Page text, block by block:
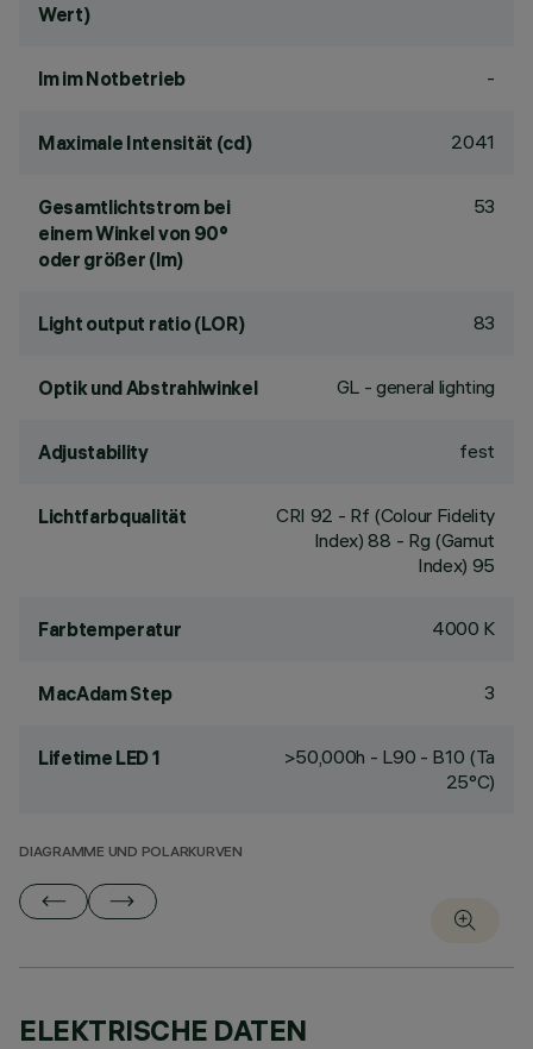
Wert)
lm im Notbetrieb -
Maximale Intensität (cd) 2041
Gesamtlichtstrom bei
einem Winkel von 90°
oder größer (lm)
53
Light output ratio (LOR) 83
Optik und Abstrahlwinkel GL - general lighting
Adjustability fest
Lichtfarbqualität CRI 92 - Rf (Colour Fidelity
Index) 88 - Rg (Gamut
Index) 95
Farbtemperatur 4000 K
MacAdam Step 3
Lifetime LED 1
>50,000h - L90 - B10 (Ta
25°C)
DIAGRAMME UND POLARKURVEN
ELEKTRISCHE DATEN